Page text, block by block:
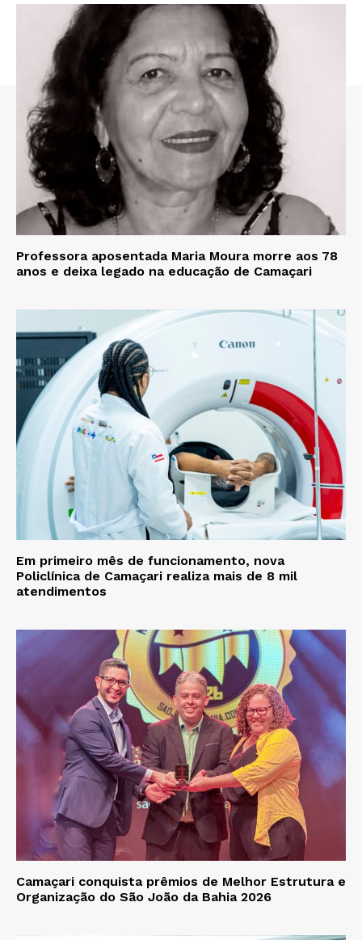
Professora aposentada Maria Moura morre aos 78
anos e deixa legado na educação de Camaçari
Em primeiro mês de funcionamento, nova
Policlínica de Camaçari realiza mais de 8 mil
atendimentos
Camaçari conquista prêmios de Melhor Estrutura e
Organização do São João da Bahia 2026